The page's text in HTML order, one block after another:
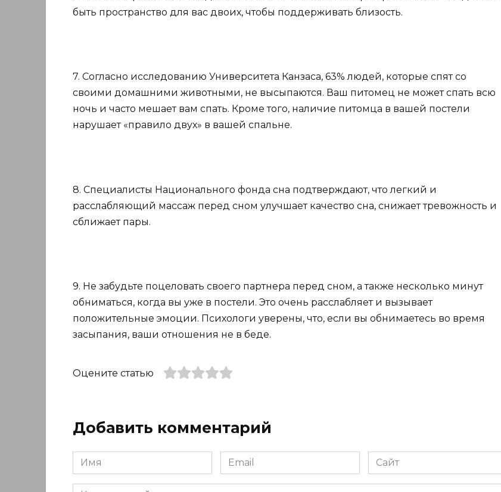
быть пространство для вас двоих, чтобы поддерживать близость.
7. Согласно исследованию Университета Канзаса, 63% людей, которые спят со
своими домашними животными, не высыпаются. Ваш питомец не может спать всю
ночь и часто мешает вам спать. Кроме того, наличие питомца в вашей постели
нарушает «правило двух» в вашей спальне.
8. Специалисты Национального фонда сна подтверждают, что легкий и
расслабляющий массаж перед сном улучшает качество сна, снижает тревожность и
сближает пары.
9. Не забудьте поцеловать своего партнера перед сном, а также несколько минут
обниматься, когда вы уже в постели. Это очень расслабляет и вызывает
положительные эмоции. Психологи уверены, что, если вы обнимаетесь во время
засыпания, ваши отношения не в беде.
Оцените статью
Добавить комментарий
Имя
*
Email
*
Сайт